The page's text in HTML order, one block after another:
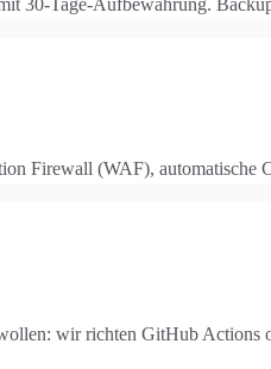
30-Tage-Aufbewahrung.
Firewall (WAF),
wir richten GitHub